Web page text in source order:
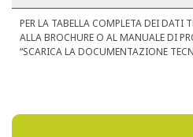
PER LA TABELLA COMPLETA DEI DATI
ALLA BROCHURE O AL MANUALE DI
“SCARICA LA DOCUMENTAZIONE